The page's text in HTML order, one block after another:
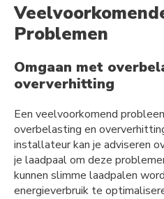
Problemen
Omgaan met
oververhitting
Een veelvoorkomend
overbelasting en
installateur kan je adviseren
je laadpaal om deze
kunnen slimme laadpalen
energieverbruik te